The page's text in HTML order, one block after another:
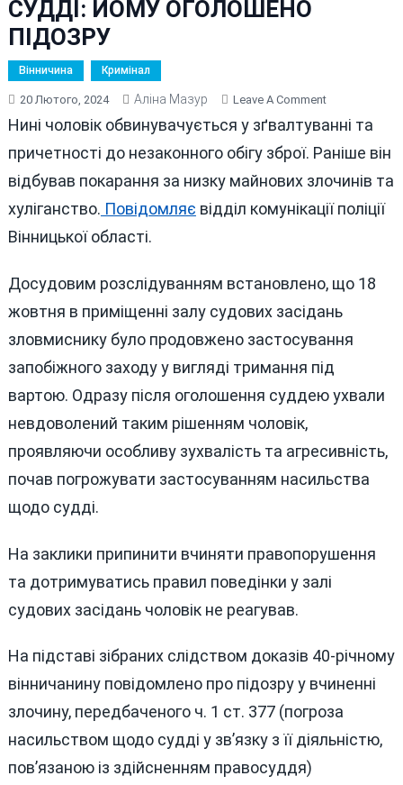
СУДДІ: ЙОМУ ОГОЛОШЕНО
ПІДОЗРУ
Вінничина Кримінал
20 Лютого, 2024 Аліна Мазур Leave A CommentOn
ВІННИЦЬКИЙ
ПОГРОЖУВАВ
СУДДІ:
Нині чоловік обвинувачується у зґвалтуванні та
причетності до незаконного обігу зброї. Раніше він
відбував покарання за низку майнових злочинів та
хуліганство. Повідомляє відділ комунікації поліції
Вінницької області.
Досудовим розслідуванням встановлено, що 18
жовтня в приміщенні залу судових засідань
зловмиснику було продовжено застосування
запобіжного заходу у вигляді тримання під
вартою. Одразу після оголошення суддею ухвали
невдоволений таким рішенням чоловік,
проявляючи особливу зухвалість та агресивність,
почав погрожувати застосуванням насильства
щодо судді.
На заклики припинити вчиняти правопорушення
та дотримуватись правил поведінки у залі
судових засідань чоловік не реагував.
На підставі зібраних слідством доказів 40-річному
вінничанину повідомлено про підозру у вчиненні
злочину, передбаченого ч. 1 ст. 377 (погроза
насильством щодо судді у зв’язку з її діяльністю,
пов’язаною із здійсненням правосуддя)